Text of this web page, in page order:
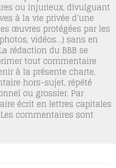
ou injurieux, divulguant
à la vie privée d’une
œuvres protégées par les
vidéos…) sans en
rédaction du BBB se
tout commentaire
à la présente charte,
hors-sujet, répété
ou grossier. Par
écrit en lettres capitales
commentaires sont